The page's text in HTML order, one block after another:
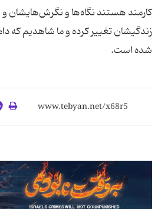
کارمند هستند نگاه‌ها و
زندگیشان تغییر کرده و ما شاهدیم که
شده است.